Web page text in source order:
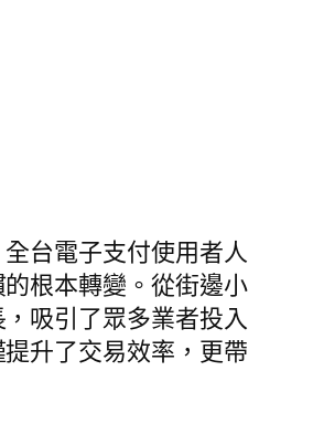
台電子支付使用者人
根本轉變。從街邊小
吸引了眾多業者投入
升了交易效率，更帶